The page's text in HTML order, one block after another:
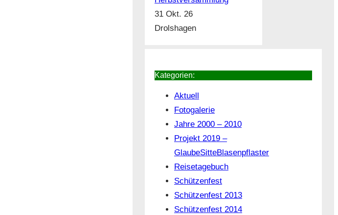
31 Okt. 26
Drolshagen
Kategorien:
Aktuell
Fotogalerie
Jahre 2000 – 2010
Projekt 2019 –
GlaubeSitteBlasenpflaster
Reisetagebuch
Schützenfest
Schützenfest 2013
Schützenfest 2014